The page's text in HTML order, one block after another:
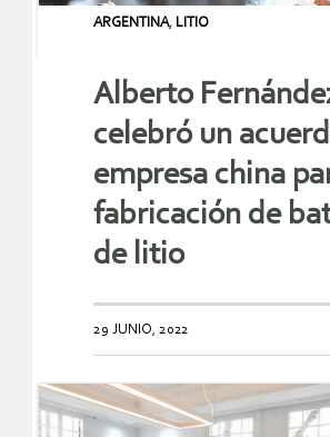
ARGENTINA, LITIO
Alberto
celebró un
empresa china
fabricación de
de litio
29 JUNIO, 2022